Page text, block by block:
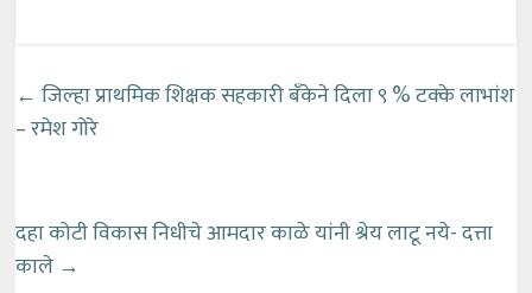
← जिल्हा प्राथमिक शिक्षक सहकारी बँकेने दिला ९ % टक्के लाभांश
– रमेश गोरे
दहा कोटी विकास निधीचे आमदार काळे यांनी श्रेय लाटू नये- दत्ता
काले →